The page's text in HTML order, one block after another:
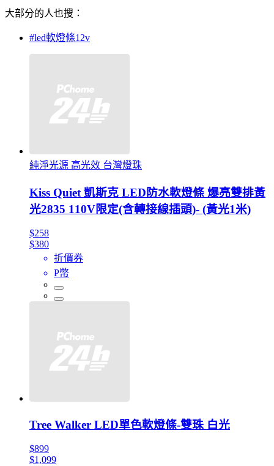
大部分的人也搜：
#led軟燈條12v
純淨光源 高光效 台灣燈珠
Kiss Quiet 凱斯克 LED防水軟燈條 爆亮雙排黃
光2835 110V限定(含轉接線插頭)- (黃光1米)
$258
$380
折價券
P幣
Tree Walker LED單色軟燈條-雙珠 白光
$899
$1,099